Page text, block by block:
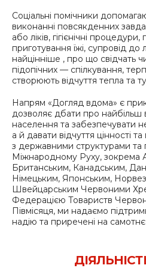
Соціальні помічники
виконанні повсякденних
або ліків, гігієнічні
приготування їжі, супровід до
найцінніше , про що свідчать
підопічних — спілкування,
створюють відчуття тепла та
Напрям «Догляд вдома» є
дозволяє дбати про найбільш
населення та забезпечувати
а й давати відчуття цінності
з державними структурами та
Міжнародному Руху, зокрема
Британським, Канадським,
Німецьким, Японським,
Швейцарським Червоними
Федерацією Товариств
Півмісяця, ми надаємо
надію та приречені на